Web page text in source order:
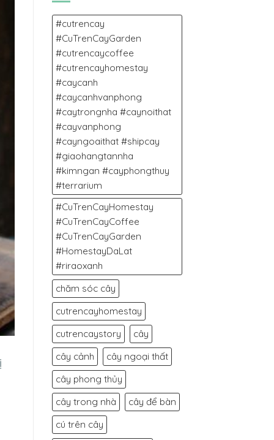
#cutrencay
#CuTrenCayGarden
#cutrencaycoffee
#cutrencayhomestay
#caycanh
#caycanhvanphong
#caytrongnha #caynoithat
#cayvanphong
#cayngoaithat #shipcay
#giaohangtannha
#kimngan #cayphongthuy
#terrarium
#CuTrenCayHomestay
#CuTrenCayCoffee
#CuTrenCayGarden
#HomestayDaLat
#riraoxanh
chăm sóc cây
cutrencayhomestay
cutrencaystory
cây
cây cảnh
cây ngoại thất
cây phong thủy
cây trong nhà
cây để bàn
cú trên cây